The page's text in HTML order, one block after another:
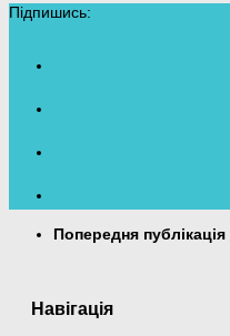
Підпишись:
Попередня публікація
Навігація